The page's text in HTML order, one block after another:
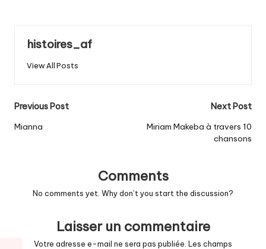
histoires_af
View All Posts
Post
navigation
Previous Post
Mianna
Next Post
Miriam Makeba à travers 10
chansons
Comments
No comments yet. Why don’t you start the discussion?
Laisser un commentaire
Votre adresse e-mail ne sera pas publiée. Les champs